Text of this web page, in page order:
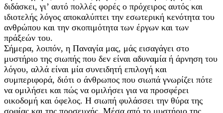
διδάσκει, γι’ αυτό πολλές φορές ο πρόχειρος αυτός και
ιδιοτελής λόγος αποκαλύπτει την εσωτερική κενότητα του
ανθρώπου και την σκοπιμότητα των έργων και των
πράξεών του.
Σήμερα, λοιπόν, η Παναγία μας, μάς εισαγάγει στο
μυστήριο της σιωπής που δεν είναι αδυναμία ή άρνηση του
λόγου, αλλά είναι μία συνειδητή επιλογή και
συμπεριφορά, διότι ο άνθρωπος που σιωπά γνωρίζει πότε
να ομιλήσει και πώς να ομιλήσει για να προσφέρει
οικοδομή και όφελος. Η σιωπή φυλάσσει την θύρα της
σοφίας και της προσευχής. Μέσα από το μυστήριο της